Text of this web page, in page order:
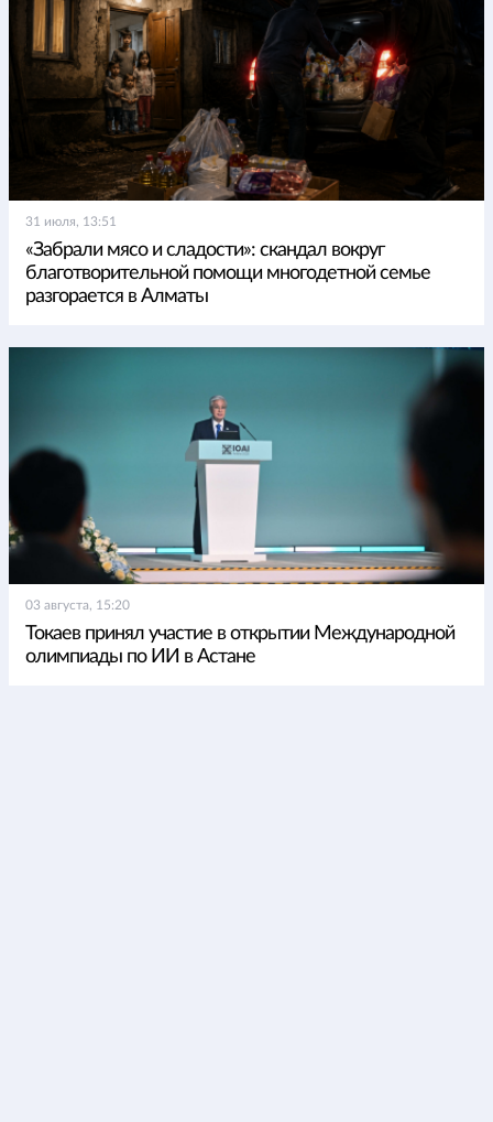
31 июля, 13:51
«Забрали мясо и сладости»: скандал вокруг
благотворительной помощи многодетной семье
разгорается в Алматы
03 августа, 15:20
Токаев принял участие в открытии Международной
олимпиады по ИИ в Астане